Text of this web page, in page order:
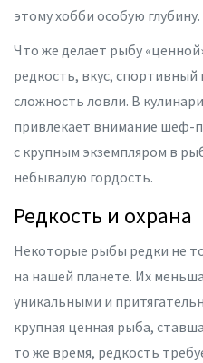
этому хобби особую глубину.
Что же делает рыбу
редкость, вкус,
сложность ловли. В
привлекает внимание шеф-
с крупным экземпляром в
небывалую гордость.
Редкость и охрана
Некоторые рыбы редки не
на нашей планете. Их
уникальными и
крупная ценная рыба,
то же время, редкость